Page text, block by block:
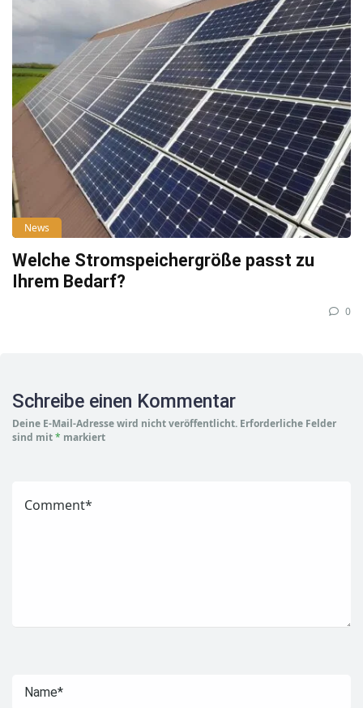
News
Welche Stromspeichergröße passt zu
Ihrem Bedarf?
0
Schreibe einen Kommentar
Deine E-Mail-Adresse wird nicht veröffentlicht. Erforderliche Felder
sind mit* markiert